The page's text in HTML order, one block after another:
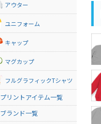
アウター
ユニフォーム
キャップ
マグカップ
フルグラフィックTシャツ
プリントアイテム一覧
ブランド一覧